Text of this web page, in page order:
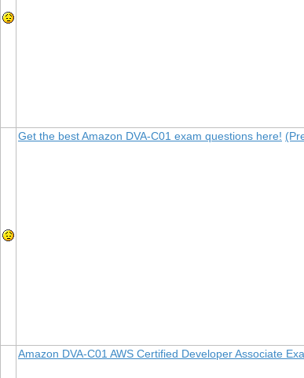
Get the best Amazon DVA-C01 exam questions here!
Amazon DVA-C01 AWS Certified Developer Associate